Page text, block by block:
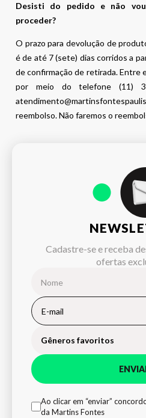
Desisti do pedido e não
proceder?
O prazo para devolução de
é de até 7 (sete) dias corridos a
de confirmação de retirada. Entre
por meio do telefone (11)
reembolso. Não faremos o
Cadastre-se e receba
ofertas
Gêneros favoritos
Ao clicar em “enviar”
da Martins Fontes